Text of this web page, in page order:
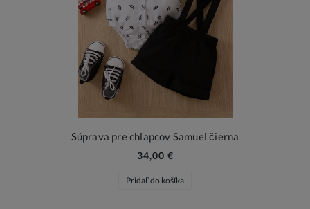
Súprava pre chlapcov Samuel čierna
34,00 €
Pridať do košíka